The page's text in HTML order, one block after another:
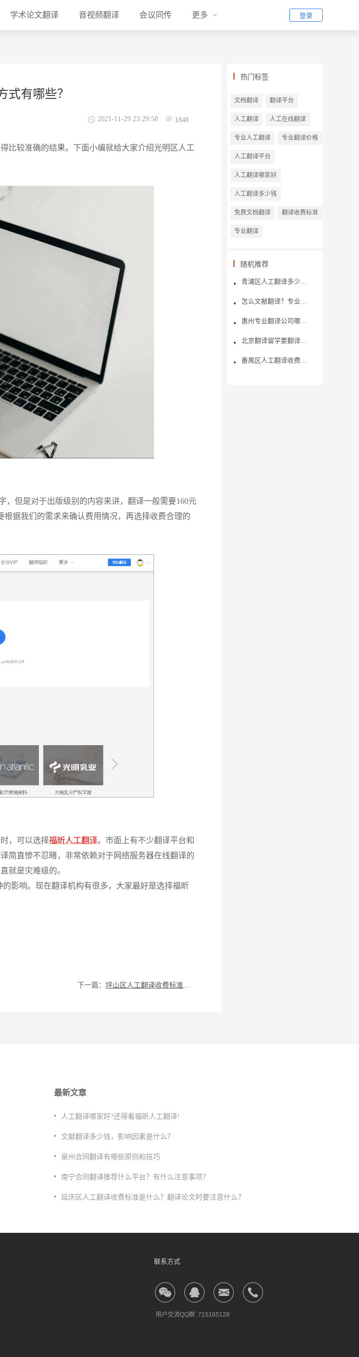
学术论文翻译 音视频翻译 会议同传 更多 登录
有哪些？
1848
2021-11-29 23:29:58
比较准确的结果。下面小编就给大家介绍光明区人工
，但是对于出版级别的内容来讲，翻译一般需要160元
根据我们的需求来确认费用情况，再选择收费合理的
，可以选择福昕人工翻译。市面上有不少翻译平台和
简直惨不忍睹，非常依赖对于网络服务器在线翻译的
就是灾难级的。
的影响。现在翻译机构有很多，大家最好是选择福昕
下一篇： 坪山区人工翻译收费标准是什么？进行文档翻译要注意什么？
热门标签
文档翻译 翻译平台
人工翻译 人工在线翻译
专业人工翻译 专业翻译价格
人工翻译平台
人工翻译哪家好
人工翻译多少钱
免费文档翻译 翻译收费标准
专业翻译
随机推荐
青浦区人工翻译多少钱？翻译公司的报价为什么不同？
​怎么文献翻译？专业的人工翻译平台介绍
惠州专业翻译公司哪家好？分享口碑最好的翻译公司！
​北京翻译留学要翻译的资料有哪些？这些内容全在里面
番禺区人工翻译收费标准是什么？怎样选择人工翻译？
最新文章
人工翻译哪家好?还得看福昕人工翻译!
​文献翻译多少钱，影响因素是什么？
泉州合同翻译有哪些原则和技巧
​南宁合同翻译推荐什么平台？有什么注意事项？
延庆区人工翻译收费标准是什么？翻译论文时要注意什么？
联系方式
用户交流QQ群: 715165128